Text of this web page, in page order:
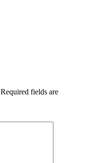
Required fields are